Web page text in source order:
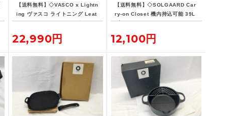
【送料無料】◇VASCO x Lightn
ing ヴァスコ ライトニング Leat
her Lover Tote ニベレザー トー
22,990円
【送料無料】◇SOLGAARD Car
ry-on Closet 機内持込可能 39L
ブラック キャリーケース
12,100円